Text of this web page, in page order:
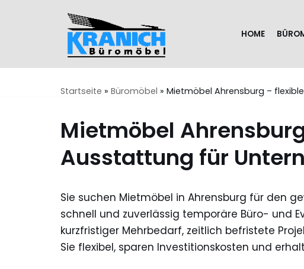
springen
HOME
Startseite » Büromöbel » Mietmöbel Ahrensburg –
Mietmöbel
Ausstattung für
Sie suchen Mietmöbel in Ahrensburg für den
schnell und zuverlässig temporäre Büro- und
kurzfristiger Mehrbedarf, zeitlich befristete
Sie flexibel, sparen Investitionskosten und